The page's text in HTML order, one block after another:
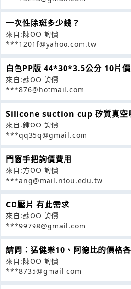
一次性除斑多少錢？
來自:陳OO 詢價
***1201f@yahoo.com.tw
白色PP版 44*30*3.5公分 10片
來自:蘇OO 詢價
***876@hotmail.com
Silicone suction cup 矽質真空
來自:鍾OO 詢價
***qq35q@gmail.com
門窗手把詢價費用
來自:方OO 詢價
***ang@mail.ntou.edu.tw
CD壓片 有此需求
來自:蘇OO 詢價
***99798@gmail.com
請問：猛健樂10、阿德比的價格
來自:陳OO 詢價
***8735@gmail.com